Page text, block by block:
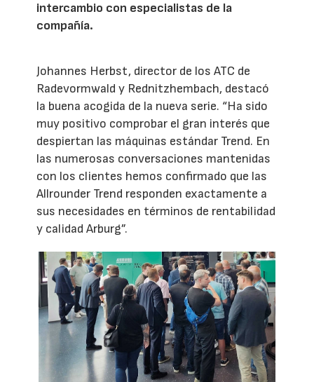
intercambio con especialistas de la
compañía.
Johannes Herbst, director de los ATC de
Radevormwald y Rednitzhembach, destacó
la buena acogida de la nueva serie. “Ha sido
muy positivo comprobar el gran interés que
despiertan las máquinas estándar Trend. En
las numerosas conversaciones mantenidas
con los clientes hemos confirmado que las
Allrounder Trend responden exactamente a
sus necesidades en términos de rentabilidad
y calidad Arburg”.